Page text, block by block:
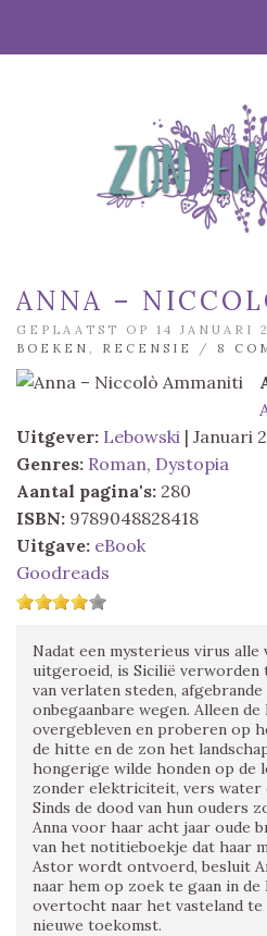
ANNA –
GEPLAATST OP 14 JANUARI
BOEKEN
RECENSIE / 8
Uitgever: Lebowski | Januari
Genres: Roman, Dystopia
Aantal pagina's: 280
ISBN: 9789048828418
Uitgave: eBook
Goodreads
Nadat een mysterieus virus alle
uitgeroeid, is Sicilië
van verlaten steden,
onbegaanbare wegen. Alleen
overgebleven en proberen op
de hitte en de zon het
hongerige wilde honden op de
zonder elektriciteit, vers water
Sinds de dood van hun ouders
Anna voor haar acht jaar oude
van het notitieboekje dat haar
Astor wordt ontvoerd, besluit
naar hem op zoek te gaan in
overtocht naar het vasteland te
nieuwe toekomst.